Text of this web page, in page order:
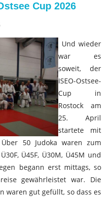
Cup 2026
Und wieder
war es
soweit, der
ISEO-Ostsee-
Cup in
Rostock am
25. April
startete mit
50 Judoka waren zum
Ü45F, Ü30M, Ü45M und
begann erst mittags, so
gewährleistet war. Die
waren gut gefüllt, so dass es